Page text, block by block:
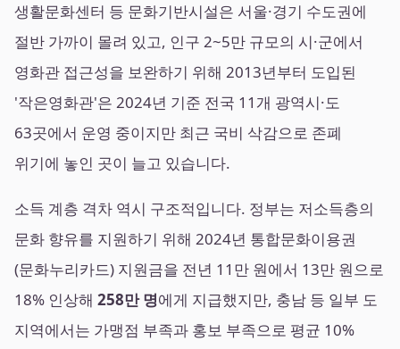
생활문화센터 등 문화기반시설은 서울·경기 수도권에
절반 가까이 몰려 있고, 인구 2~5만 규모의 시·군에서
영화관 접근성을 보완하기 위해 2013년부터 도입된
'작은영화관'은 2024년 기준 전국 11개 광역시·도
63곳에서 운영 중이지만 최근 국비 삭감으로 존폐
위기에 놓인 곳이 늘고 있습니다.
소득 계층 격차 역시 구조적입니다. 정부는 저소득층의
문화 향유를 지원하기 위해 2024년 통합문화이용권
(문화누리카드) 지원금을 전년 11만 원에서 13만 원으로
18% 인상해 258만 명에게 지급했지만, 충남 등 일부 도
지역에서는 가맹점 부족과 홍보 부족으로 평균 10%